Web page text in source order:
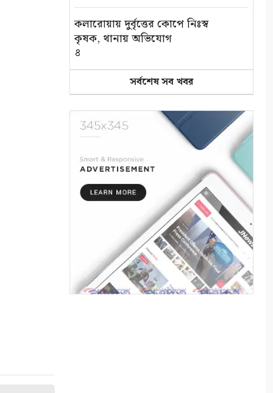
কলারোয়ায় দুর্বৃত্তের কোপে নিঃস্ব
কৃষক, থানায় অভিযোগ
৪
সড়ক পথে চাঁদাবাজি বন্ধে সর্বোচ্চ
কঠোর অবস্থান: বাস ও ট্রাক
মালিক সমিতির সাথে জেলা
পুলিশের মতবিনিময়
কলারোয়ার জয়নগরে সরকারি গাছ
আত্মসাতের চেষ্টা, এলাকাবাসীর
বাধার মুখে পন্ড
আশাশুনিতে পৃথক অভিযানে ৩
আসামি গ্রেপ্তার
৭
সর্বশেষ সব খবর